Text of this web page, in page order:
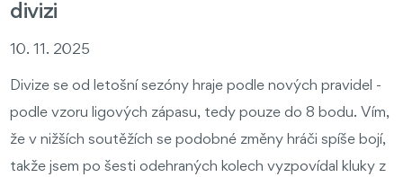
divizi
10. 11. 2025
Divize se od letošní sezóny hraje podle nových pravidel -
podle vzoru ligových zápasu, tedy pouze do 8 bodu. Vím,
že v nižších soutěžích se podobné změny hráči spíše bojí,
takže jsem po šesti odehraných kolech vyzpovídal kluky z